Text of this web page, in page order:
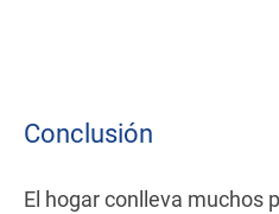
Conclusión
El hogar conlleva muchos